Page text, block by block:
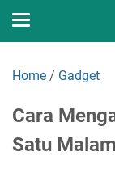
Home / Gadget
Cara
Satu Malam